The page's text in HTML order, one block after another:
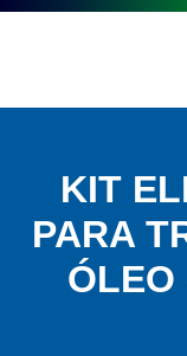
KIT
PARA
ÓLEO